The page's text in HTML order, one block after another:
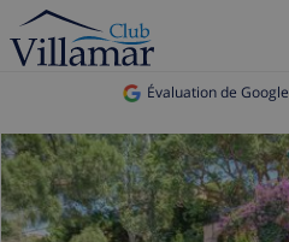
Évaluation de Google